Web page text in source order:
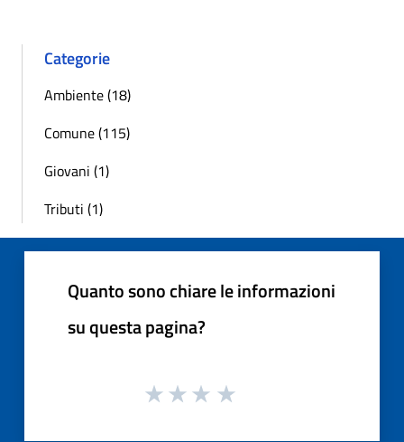
Categorie
Ambiente (18)
Comune (115)
Giovani (1)
Tributi (1)
Quanto sono chiare le informazioni
su questa pagina?